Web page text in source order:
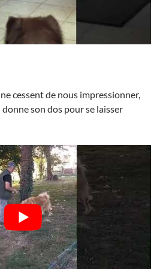
cessent de nous impressionner,
son dos pour se laisser